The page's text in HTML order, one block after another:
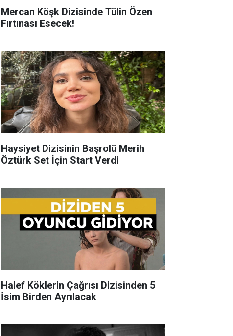
Mercan Köşk Dizisinde Tülin Özen
Fırtınası Esecek!
Haysiyet Dizisinin Başrolü Merih
Öztürk Set İçin Start Verdi
Halef Köklerin Çağrısı Dizisinden 5
İsim Birden Ayrılacak